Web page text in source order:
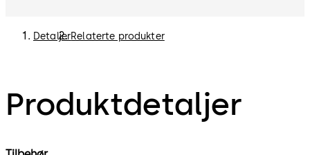
DetaljerRelaterte produkter
Produktdetaljer